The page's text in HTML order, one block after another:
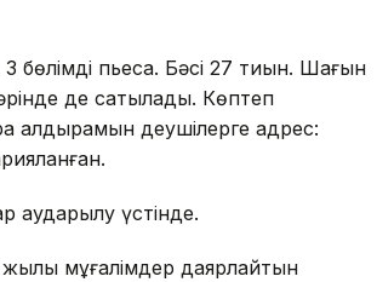
3 бөлімді пьеса. Бәсі 27 тиын. Шағын
де сатылады. Көптеп
алдырамын деушілерге адрес:
аударылу үстінде.
мұғалімдер даярлайтын